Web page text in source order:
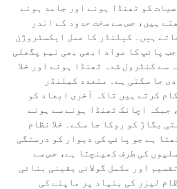
کو ٹھنڈا ہونے اور جامد ہونے
ہیں، جس سے سخت حدود کے اندر
ہیں۔ کیلنڈر کا عمل ایکسٹروژن
پائپ کا مواد ابھی بھی نیم پگھلی
سے کنٹرول شدہ ٹھنڈا ہونے اور خلا
جا سکتی ہے۔ متعدد کیلنڈر
کرتے ہیں تاکہ آخری ابعاد کو
جبکہ اچانک ٹھنڈا ہونے سے ہونے
بگاڑ کو روکا جا سکے۔ خلا نظام
ہے جو پائپ کی دیوار کو درستگی
کی طرف کھینچتا ہے، جس سے
اور مکمل گولائی یقینی بنائی
لیزر کی بنیاد پر ماپنے کی